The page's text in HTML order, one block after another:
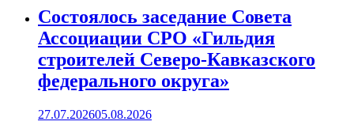
Состоялось заседание Совета
Ассоциации СРО «Гильдия
строителей Северо-Кавказского
федерального округа»
27.07.202605.08.2026